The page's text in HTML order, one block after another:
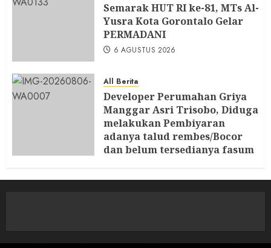
Semarak HUT RI ke-81, MTs Al-
Yusra Kota Gorontalo Gelar
PERMADANI
6 AGUSTUS 2026
All Berita
Developer Perumahan Griya
Manggar Asri Trisobo, Diduga
melakukan Pembiyaran
adanya talud rembes/Bocor
dan belum tersedianya fasum